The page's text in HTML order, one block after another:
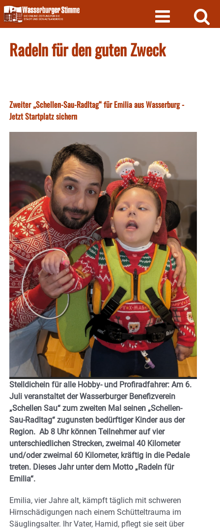
Skip
to
content
Radeln für den guten Zweck
Zweiter „Schellen-Sau-Radltag“ für Emilia aus Wasserburg -
Jetzt Startplatz sichern
Stelldichein für alle Hobby- und Profiradfahrer: Am 6.
Juli veranstaltet der Wasserburger Benefizverein
„Schellen Sau“ zum zweiten Mal seinen „Schellen-
Sau-Radltag“ zugunsten bedürftiger Kinder aus der
Region. Ab 8 Uhr können Teilnehmer auf vier
unterschiedlichen Strecken, zweimal 40 Kilometer
und/oder zweimal 60 Kilometer, kräftig in die Pedale
treten. Dieses Jahr unter dem Motto „Radeln für
Emilia“.
Emilia, vier Jahre alt, kämpft täglich mit schweren
Hirnschädigungen nach einem Schütteltrauma im
Säuglingsalter. Ihr Vater, Hamid, pflegt sie seit über